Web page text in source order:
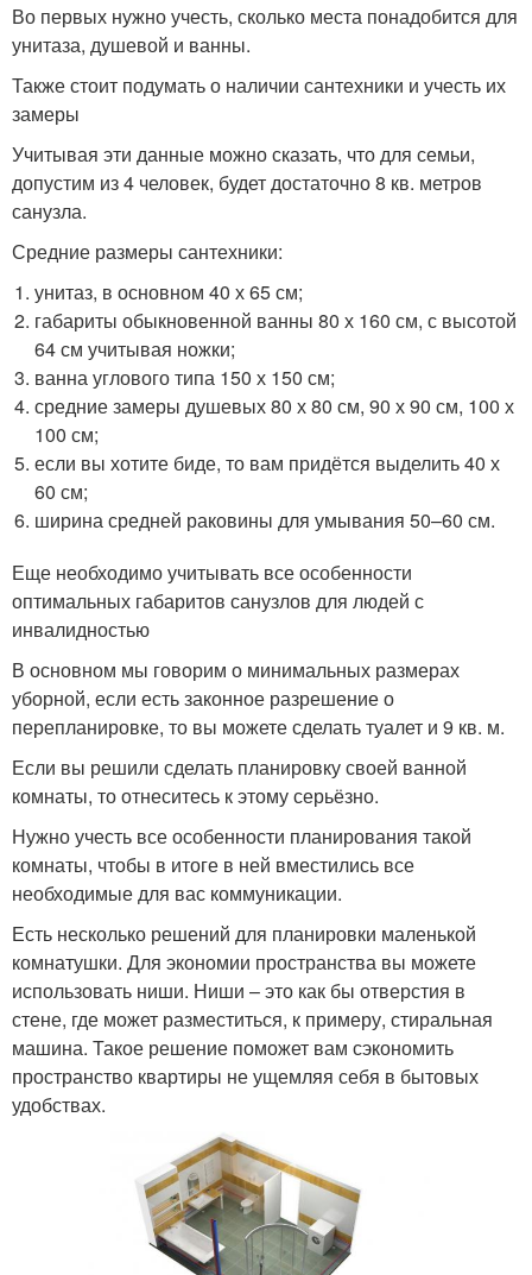
Во первых нужно учесть, сколько места понадобится для
унитаза, душевой и ванны.
Также стоит подумать о наличии сантехники и учесть их
замеры
Учитывая эти данные можно сказать, что для семьи,
допустим из 4 человек, будет достаточно 8 кв. метров
санузла.
Средние размеры сантехники:
унитаз, в основном 40 х 65 см;
габариты обыкновенной ванны 80 х 160 см, с высотой
64 см учитывая ножки;
ванна углового типа 150 х 150 см;
средние замеры душевых 80 х 80 см, 90 х 90 см, 100 х
100 см;
если вы хотите биде, то вам придётся выделить 40 х
60 см;
ширина средней раковины для умывания 50–60 см.
Еще необходимо учитывать все особенности
оптимальных габаритов санузлов для людей с
инвалидностью
В основном мы говорим о минимальных размерах
уборной, если есть законное разрешение о
перепланировке, то вы можете сделать туалет и 9 кв. м.
Если вы решили сделать планировку своей ванной
комнаты, то отнеситесь к этому серьёзно.
Нужно учесть все особенности планирования такой
комнаты, чтобы в итоге в ней вместились все
необходимые для вас коммуникации.
Есть несколько решений для планировки маленькой
комнатушки. Для экономии пространства вы можете
использовать ниши. Ниши – это как бы отверстия в
стене, где может разместиться, к примеру, стиральная
машина. Такое решение поможет вам сэкономить
пространство квартиры не ущемляя себя в бытовых
удобствах.